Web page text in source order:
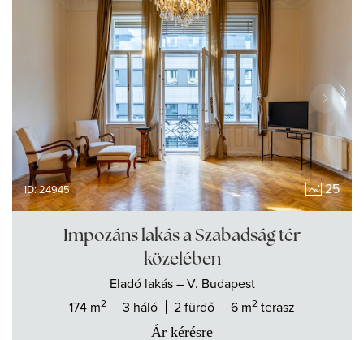
ID: 24945 25
Impozáns lakás a Szabadság tér
közelében
Eladó lakás – V. Budapest
174 m2 3 háló 2 fürdő 6 m2 terasz
Ár kérésre